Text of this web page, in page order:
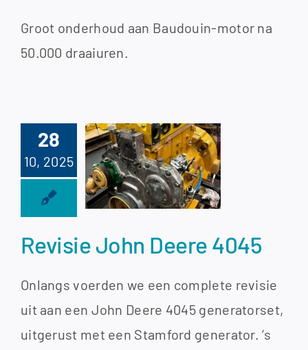
Groot onderhoud aan Baudouin-motor na
50.000 draaiuren.
28
10, 2025
John
4045
Revisie John Deere 4045
Onlangs voerden we een complete revisie
uit aan een John Deere 4045 generatorset,
uitgerust met een Stamford generator. ’s